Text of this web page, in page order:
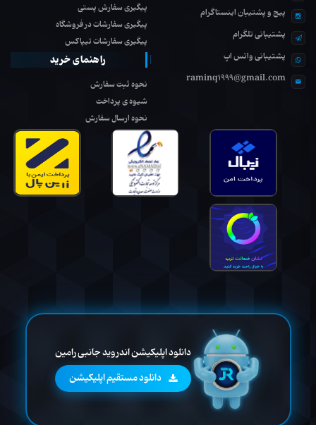
پیج و پشتیبان اینستاگرام
پشتیبانی تلگرام
پشتیبانی واتس اپ
raminq1999@gmail.com
پیگیری سفارش پستی
پیگیری سفارشات در فروشگاه
پیگیری سفارشات تیپاکس
راهنمای خرید
نحوه ثبت سفارش
شیوه ی پرداخت
نحوه ارسال سفارش
دانلود اپلیکیشن اندروید جانبی رامین
دانلود مستقیم اپلیکیشن